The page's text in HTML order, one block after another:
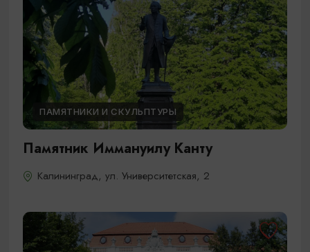
ПАМЯТНИКИ И СКУЛЬПТУРЫ
Памятник Иммануилу Канту
Калининград, ул. Университетская, 2